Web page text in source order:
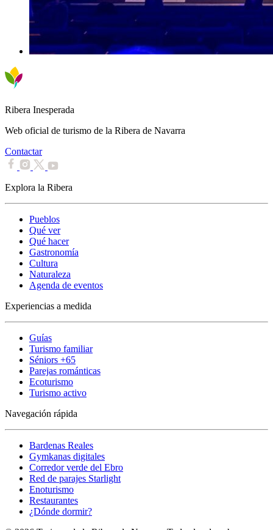
Ribera Inesperada
Web oficial de turismo de la Ribera de Navarra
Contactar
Explora la Ribera
Pueblos
Qué ver
Qué hacer
Gastronomía
Cultura
Naturaleza
Agenda de eventos
Experiencias a medida
Guías
Turismo familiar
Séniors +65
Parejas románticas
Ecoturismo
Turismo activo
Navegación rápida
Bardenas Reales
Gymkanas digitales
Corredor verde del Ebro
Red de parajes Starlight
Enoturismo
Restaurantes
¿Dónde dormir?